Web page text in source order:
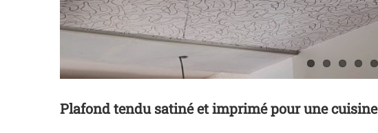
Plafond tendu satiné et imprimé pour une cuisine